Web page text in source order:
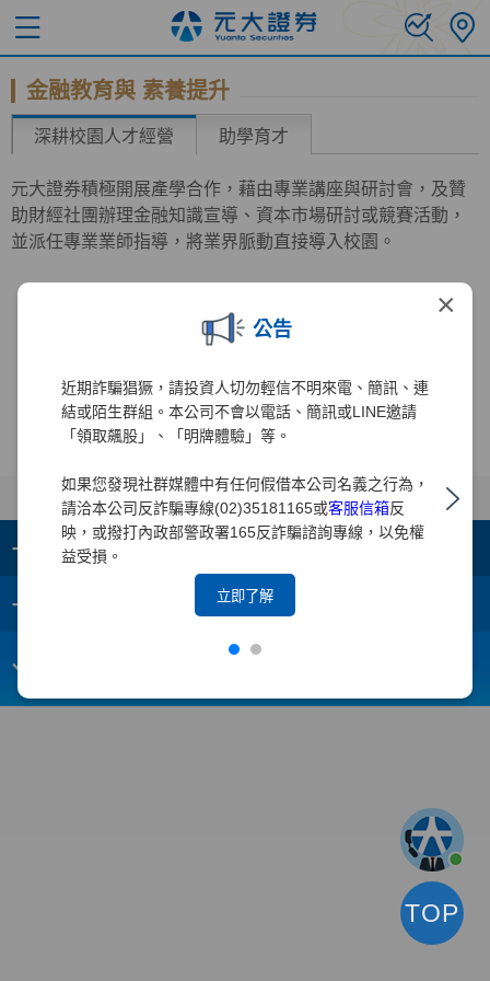
×
公告
近期詐騙猖獗，請投資人切勿輕信不明來電、簡訊、連
結或陌生群組。本公司不會以電話、簡訊或LINE邀請
「領取飆股」、「明牌體驗」等。
如果您發現社群媒體中有任何假借本公司名義之行為，
請洽本公司反詐騙專線(02)35181165或客服信箱反
映，或撥打內政部警政署165反詐騙諮詢專線，以免權
益受損。
立即了解
金融教育與 素養提升
深耕校園人才經營 助學育才
元大證券積極開展產學合作，藉由專業講座與研討會，及贊
助財經社團辦理金融知識宣導、資本市場研討或競賽活動，
並派任專業業師指導，將業界脈動直接導入校園。
+ 集團成員
+
webmaster@yuanta.com
TOP